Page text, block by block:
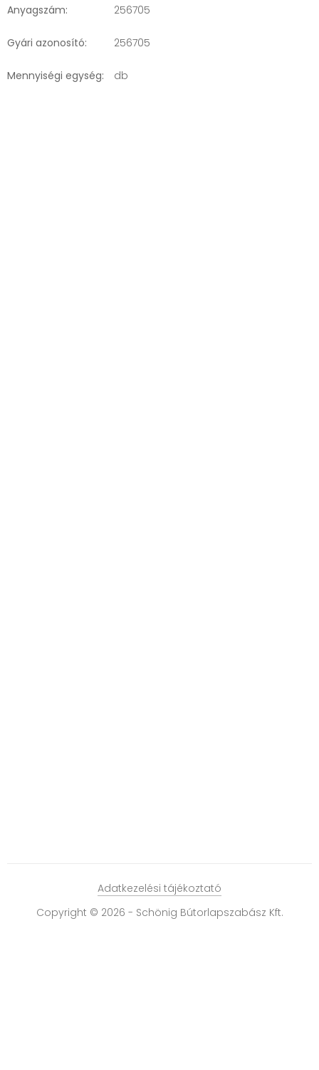
Anyagszám: 256705
Gyári azonosító: 256705
Mennyiségi egység: db
Copyright © 2026 - Schönig Bútorlapszabász Kft.
Adatkezelési tájékoztató